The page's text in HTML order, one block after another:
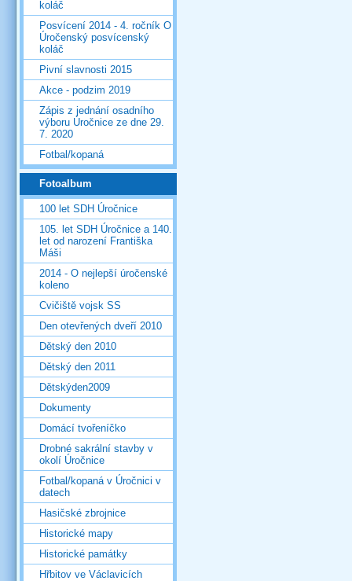
koláč
Posvícení 2014 - 4. ročník O
Úročenský posvícenský
koláč
Pivní slavnosti 2015
Akce - podzim 2019
Zápis z jednání osadního
výboru Úročnice ze dne 29.
7. 2020
Fotbal/kopaná
Fotoalbum
100 let SDH Úročnice
105. let SDH Úročnice a 140.
let od narození Františka
Máši
2014 - O nejlepší úročenské
koleno
Cvičiště vojsk SS
Den otevřených dveří 2010
Dětský den 2010
Dětský den 2011
Dětskýden2009
Dokumenty
Domácí tvořeníčko
Drobné sakrální stavby v
okolí Úročnice
Fotbal/kopaná v Úročnici v
datech
Hasičské zbrojnice
Historické mapy
Historické památky
Hřbitov ve Václavicích